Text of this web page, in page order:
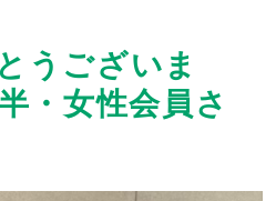
うございま
・女性会員さ